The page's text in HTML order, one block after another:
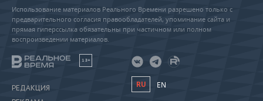
Использование материалов Реального Времени разрешено только с
предварительного согласия правообладателей, упоминание сайта и
прямая гиперссылка обязательны при частичном или полном
воспроизведении материалов.
18+
РЕДАКЦИЯ
RU EN